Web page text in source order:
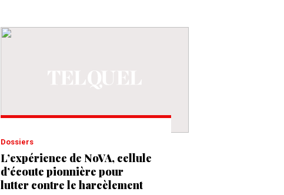
Dossiers
L’expérience de NoVA, cellule
d’écoute pionnière pour
lutter contre le harcèlement